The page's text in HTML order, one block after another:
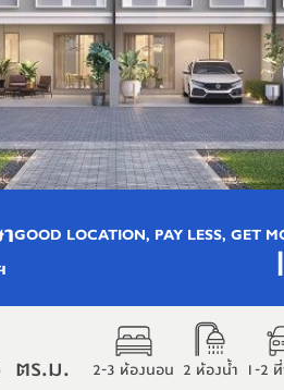
GOOD LOCATION, PAY LESS, GET
ตร.ม. 2-3 ห้องนอน 2 ห้องน้ำ 1-2